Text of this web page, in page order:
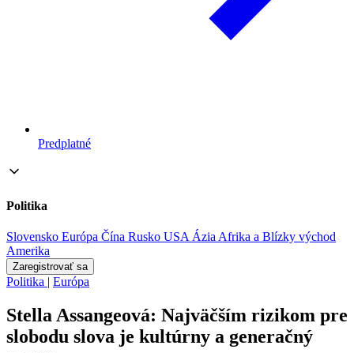
Predplatné
Politika
Slovensko Európa Čína Rusko USA ÁziaAfrika a Blízky východ
Amerika
Zaregistrovať sa
Politika | Európa
Stella Assangeová: Najväčším rizikom pre
slobodu slova je kultúrny a generačný